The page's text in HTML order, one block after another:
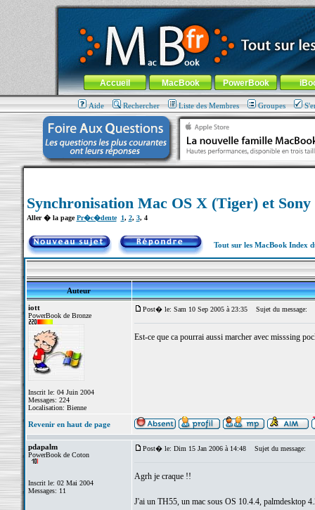
MacBook-fr.com : 100% Apple... 100% nomade !
Aller au contenu-Aller au menu général-Aller au menu de
Menu général
Accueil MacBook PowerBook
Aide Rechercher Liste des Membres Groupes
Synchronisation Mac OS X (Tiger) et
Aller � la pagePr�c�dente 1, 2, 3, 4
Tout sur les MacBook Index
Auteur
iott
PowerBook de Bronze
Inscrit le: 04 Juin 2004
Messages: 224
Localisation: Bienne
Post� le: Sam 10 Sep 2005 à 23:35 Sujet du message:
Est-ce que ca pourrai aussi marcher avec misssing
Revenir en haut de page
pdapalm
PowerBook de Coton
Inscrit le: 02 Mai 2004
Messages: 11
Post� le: Dim 15 Jan 2006 à 14:48 Sujet du message:
Agrh je craque !!
J'ai un TH55, un mac sous OS 10.4.4, palmdesktop